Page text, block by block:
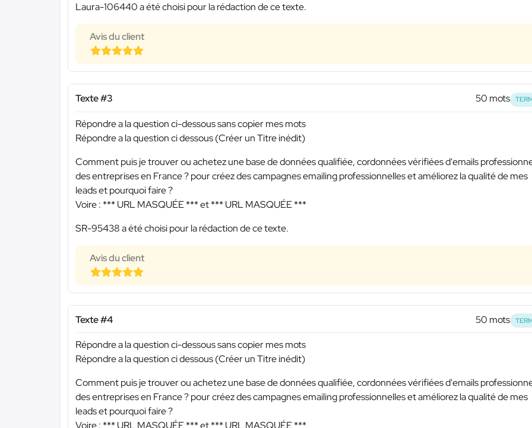
Laura-106440 a été choisi pour la rédaction de ce texte.
Avis du client
Texte #3 50 mots
Répondre a la question ci-dessous sans copier mes mots
Répondre a la question ci dessous (Créer un Titre inédit)
Comment puis je trouver ou achetez une base de données qualifiée, cordonnées vérifiées d'emails
des entreprises en France ? pour créez des campagnes emailing professionnelles et améliorez la qualité de mes
leads et pourquoi faire ?
Voire : *** URL MASQUÉE ***et*** URL MASQUÉE ***
SR-95438 a été choisi pour la rédaction de ce texte.
Avis du client
Texte #4 50 mots
Répondre a la question ci-dessous sans copier mes mots
Répondre a la question ci dessous (Créer un Titre inédit)
Comment puis je trouver ou achetez une base de données qualifiée, cordonnées vérifiées d'emails
des entreprises en France ? pour créez des campagnes emailing professionnelles et améliorez la qualité de mes
leads et pourquoi faire ?